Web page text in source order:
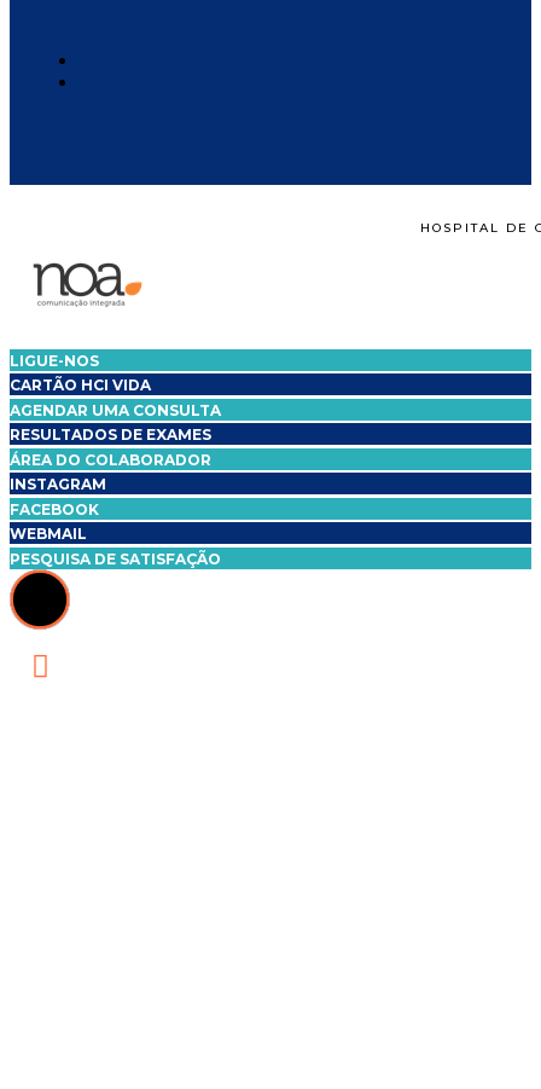
HOSPITAL DE
LIGUE-NOS
CARTÃO HCI VIDA
AGENDAR UMA CONSULTA
RESULTADOS DE EXAMES
ÁREA DO COLABORADOR
INSTAGRAM
FACEBOOK
WEBMAIL
PESQUISA DE SATISFAÇÃO